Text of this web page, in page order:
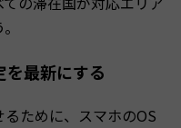
を最新にする
ために、スマホのOS